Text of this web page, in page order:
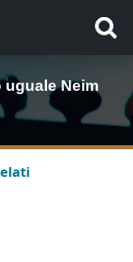
uguale Neim